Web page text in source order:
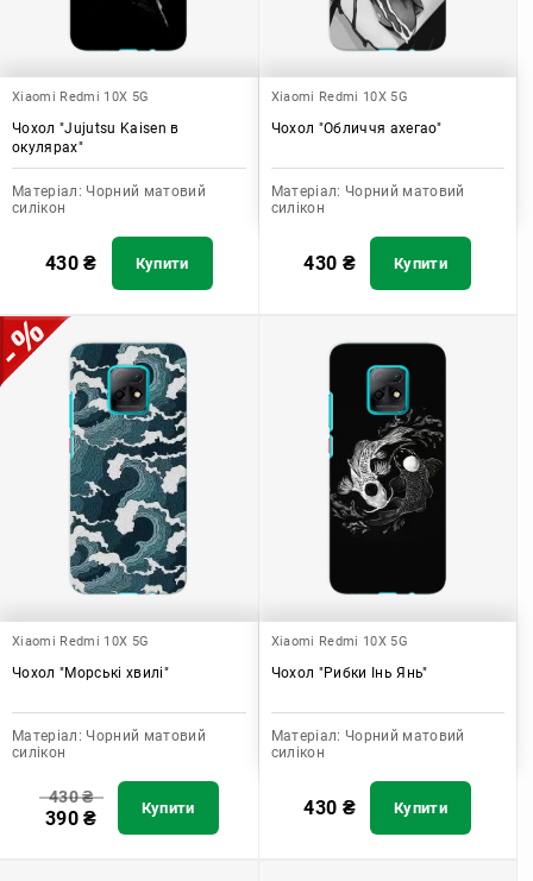
Xiaomi Redmi 10X 5G
Чохол "Jujutsu Kaisen в
окулярах"
Матеріал: Чорний матовий
силікон
430₴ Купити
Xiaomi Redmi 10X 5G
Чохол "Обличчя ахегао"
Матеріал: Чорний матовий
силікон
430 ₴ Купити
Xiaomi Redmi 10X 5G
Чохол "Морські хвилі"
Матеріал: Чорний матовий
силікон
430₴
390₴ Купити
Xiaomi Redmi 10X 5G
Чохол "Рибки Інь Янь"
Матеріал: Чорний матовий
силікон
430 ₴ Купити